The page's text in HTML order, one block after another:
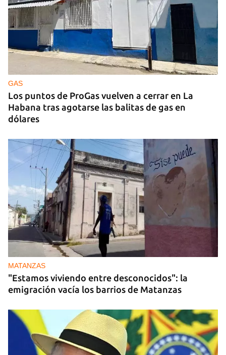
IA
China lanza una organización internacional de
gobernanza de la IA con 29 países, entre ellos
Cuba
GAS
Los puntos de ProGas vuelven a cerrar en La
Habana tras agotarse las balitas de gas en
dólares
MATANZAS
"Estamos viviendo entre desconocidos": la
emigración vacía los barrios de Matanzas